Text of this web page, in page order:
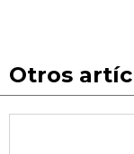
Otros